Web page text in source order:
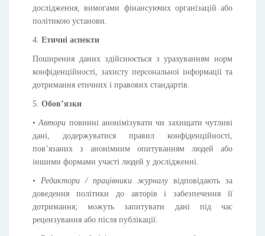
дослідження, вимогами фінансуючих організацій або
політикою установи.
4. Етичні аспекти
Поширення даних здійснюється з урахуванням норм
конфіденційності, захисту персональної інформації та
дотримання етичних і правових стандартів.
5. Обов’язки
•Автори повинні анонімізувати чи захищати чутливі
дані, додержуватися правил конфіденційності,
пов’язаних з анонімним опитуванням людей або
іншими формами участі людей у дослідженні.
• Редактори / працівники журналу відповідають за
доведення політики до авторів і забезпечення її
дотримання; можуть запитувати дані під час
рецензування або після публікації.